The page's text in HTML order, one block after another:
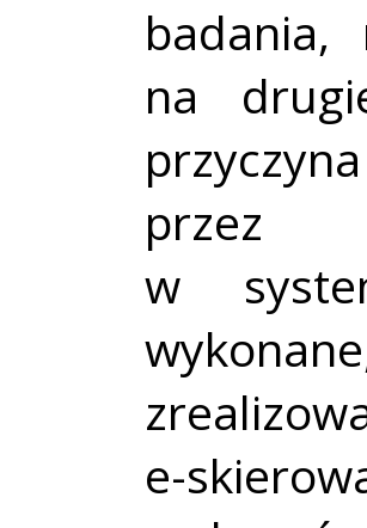
badania,
na
przez
w
e-